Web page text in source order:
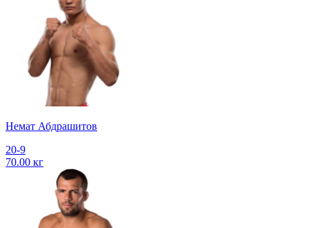
Немат Абдрашитов
20-9
70.00 кг